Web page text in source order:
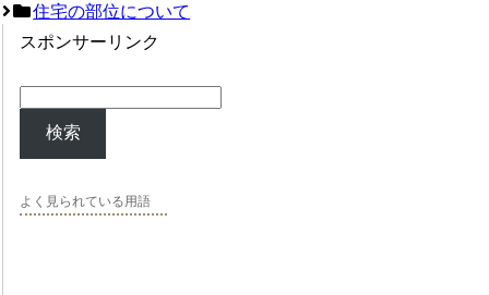
住宅の部位について
スポンサーリンク
検索
よく見られている用語